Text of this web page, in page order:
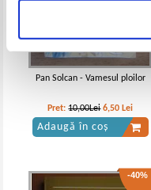
Pan Solcan - Vamesul ploilor
Pret:10,00Lei 6,50 Lei
Adaugă în coș
-40%